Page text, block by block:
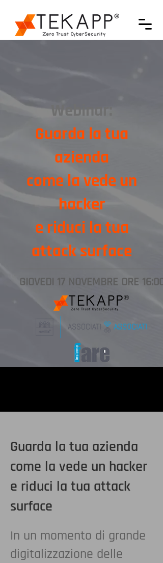
Webinar:
Guarda la tua
azienda
come la vede un
hacker
e riduci la tua
attack surface
GIOVEDI 17 NOVEMBRE ORE 16:00
Guarda la tua azienda
come la vede un hacker
e riduci la tua attack
surface
In un momento di grande
digitalizzazione delle